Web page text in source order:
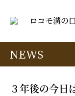
NEWS
３年後の今日